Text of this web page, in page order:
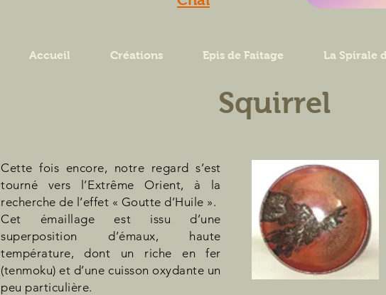
Accueil Créations Epis de Faitage La Spirale
Squirrel
Cette fois encore, notre regard s’est
tourné vers l’Extrême Orient, à la
recherche de l’effet « Goutte d’Huile ».
Cet émaillage est issu d’une
superposition d’émaux, haute
température, dont un riche en fer
(tenmoku) et d’une cuisson oxydante un
peu particulière.